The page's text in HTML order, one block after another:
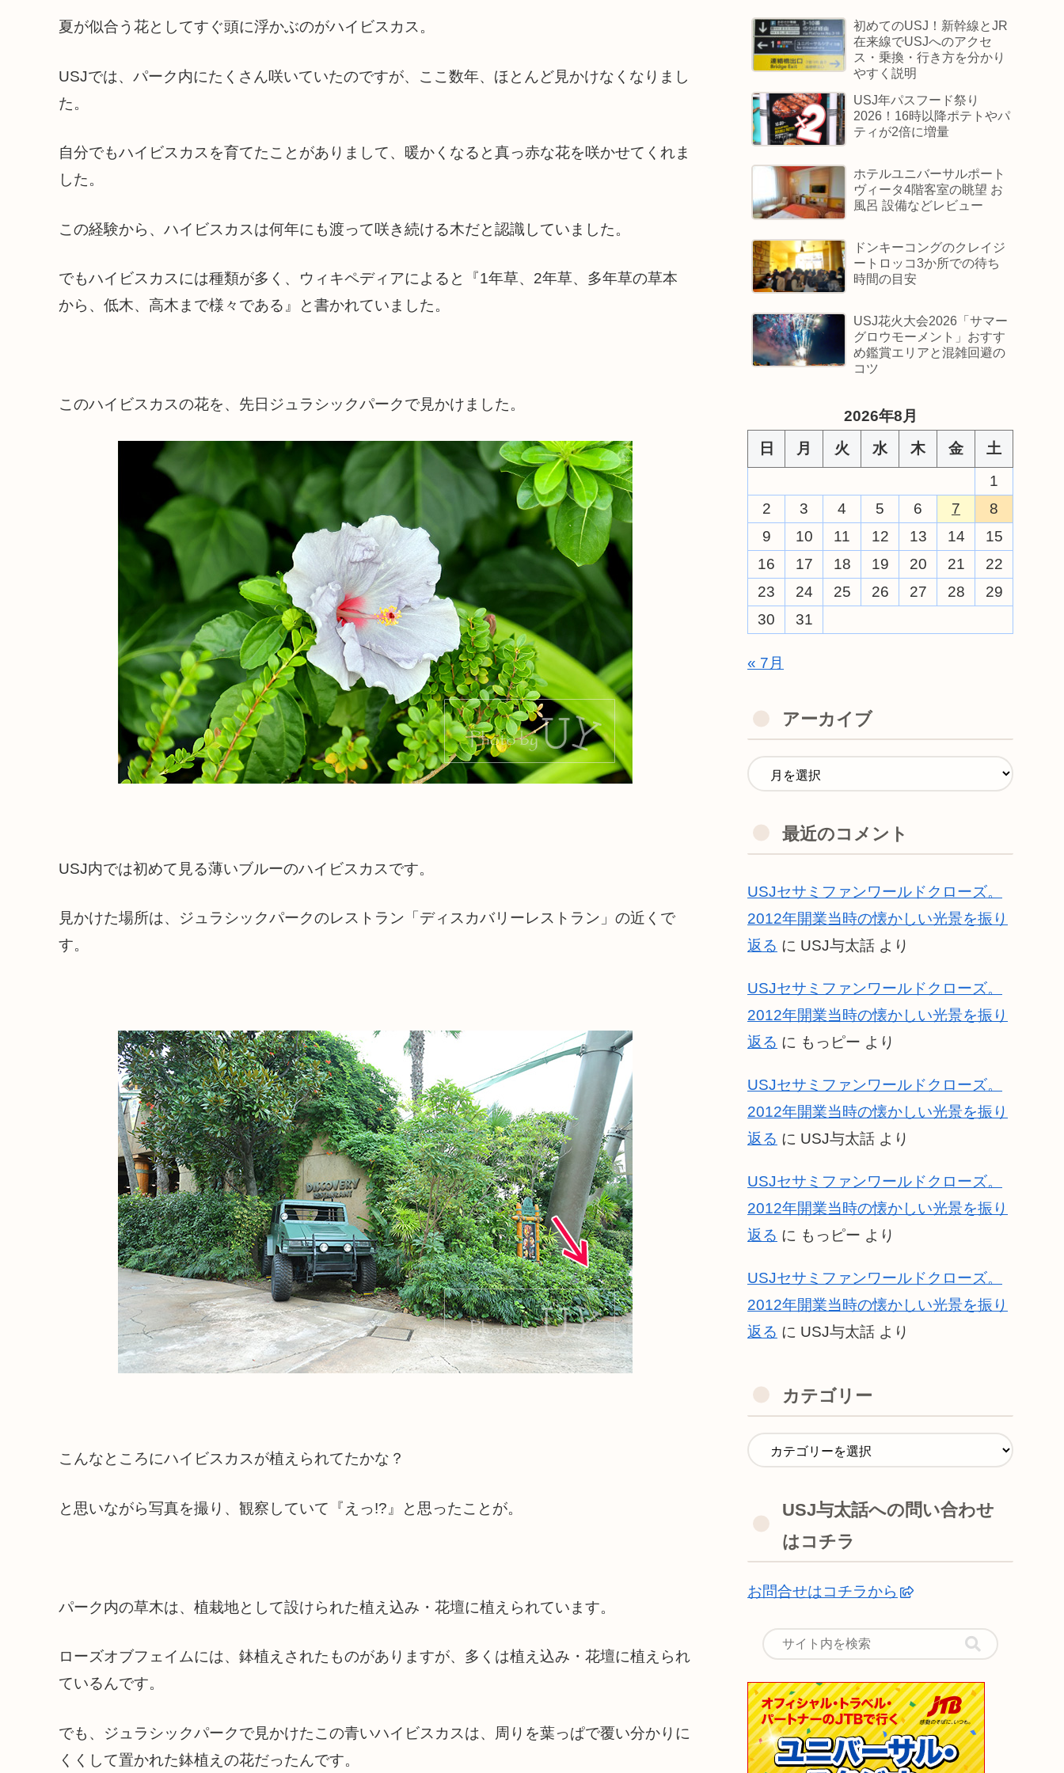
夏が似合う花としてすぐ頭に浮かぶのがハイビスカス。
USJでは、パーク内にたくさん咲いていたのですが、ここ数年、ほとんど見かけなくなりまし
た。
自分でもハイビスカスを育てたことがありまして、暖かくなると真っ赤な花を咲かせてくれま
した。
この経験から、ハイビスカスは何年にも渡って咲き続ける木だと認識していました。
でもハイビスカスには種類が多く、ウィキペディアによると『1年草、2年草、多年草の草本
から、低木、高木まで様々である』と書かれていました。
このハイビスカスの花を、先日ジュラシックパークで見かけました。
USJ内では初めて見る薄いブルーのハイビスカスです。
見かけた場所は、ジュラシックパークのレストラン「ディスカバリーレストラン」の近くで
す。
こんなところにハイビスカスが植えられてたかな？
と思いながら写真を撮り、観察していて『えっ!?』と思ったことが。
パーク内の草木は、植栽地として設けられた植え込み・花壇に植えられています。
ローズオブフェイムには、鉢植えされたものがありますが、多くは植え込み・花壇に植えられ
ているんです。
でも、ジュラシックパークで見かけたこの青いハイビスカスは、周りを葉っぱで覆い分かりに
くくして置かれた鉢植えの花だったんです。
初めてのUSJ！新幹線とJR
在来線でUSJへのアクセ
ス・乗換・行き方を分かり
やすく説明
USJ年パスフード祭り
2026！16時以降ポテトやパ
ティが2倍に増量
ホテルユニバーサルポート
ヴィータ4階客室の眺望 お
風呂 設備などレビュー
ドンキーコングのクレイジ
ートロッコ3か所での待ち
時間の目安
USJ花火大会2026「サマー
グロウモーメント」おすす
め鑑賞エリアと混雑回避の
コツ
2026年8月
日
月 火 水 木 金
土
1
2
3 4 5 6 7
8
9
10 11 12 13 14
15
16
17 18 19 20 21
22
23
24 25 26 27 28
29
30
31
« 7月
アーカイブ
最近のコメント
USJセサミファンワールドクローズ。
2012年開業当時の懐かしい光景を振り
返る に USJ与太話 より
USJセサミファンワールドクローズ。
2012年開業当時の懐かしい光景を振り
返る に もっピー より
USJセサミファンワールドクローズ。
2012年開業当時の懐かしい光景を振り
返る に USJ与太話 より
USJセサミファンワールドクローズ。
2012年開業当時の懐かしい光景を振り
返る に もっピー より
USJセサミファンワールドクローズ。
2012年開業当時の懐かしい光景を振り
返る に USJ与太話 より
カテゴリー
USJ与太話への問い合わせ
はコチラ
お問合せはコチラから